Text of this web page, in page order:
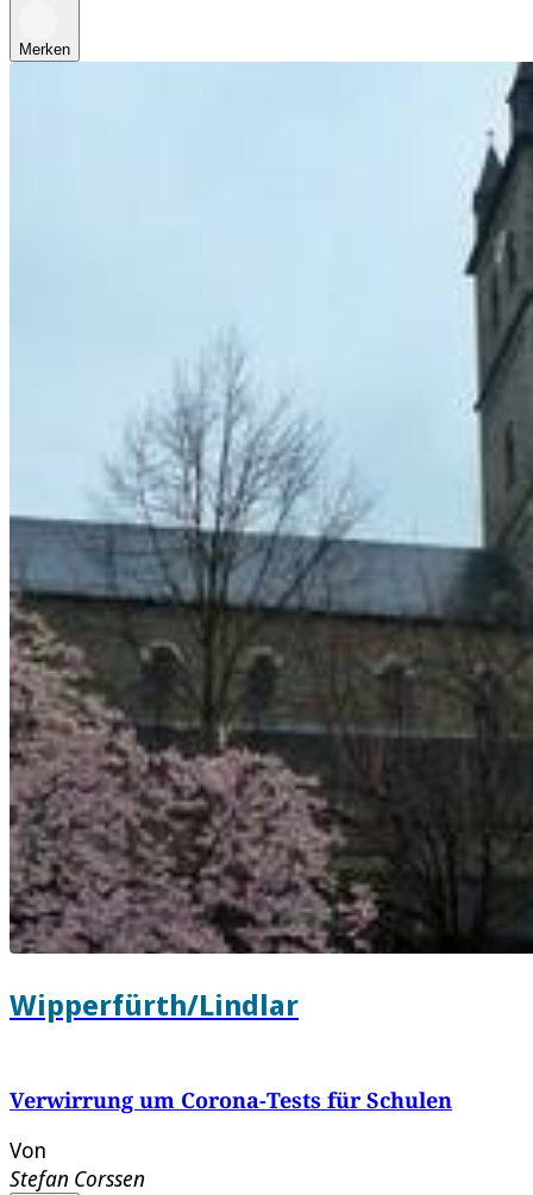
Merken
Wipperfürth/Lindlar
Verwirrung um Corona-Tests für Schulen
Von
Stefan Corssen